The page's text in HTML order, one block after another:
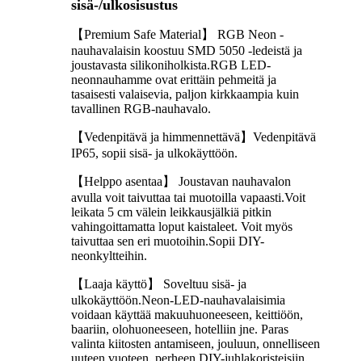
sisä-/ulkosisustus
【Premium Safe Material】 RGB Neon -
nauhavalaisin koostuu SMD 5050 -ledeistä ja
joustavasta silikoniholkista.RGB LED-
neonnauhamme ovat erittäin pehmeitä ja
tasaisesti valaisevia, paljon kirkkaampia kuin
tavallinen RGB-nauhavalo.
【Vedenpitävä ja himmennettävä】Vedenpitävä
IP65, sopii sisä- ja ulkokäyttöön.
【Helppo asentaa】 Joustavan nauhavalon
avulla voit taivuttaa tai muotoilla vapaasti.Voit
leikata 5 cm välein leikkausjälkiä pitkin
vahingoittamatta loput kaistaleet. Voit myös
taivuttaa sen eri muotoihin.Sopii DIY-
neonkyltteihin.
【Laaja käyttö】 Soveltuu sisä- ja
ulkokäyttöön.Neon-LED-nauhavalaisimia
voidaan käyttää makuuhuoneeseen, keittiöön,
baariin, olohuoneeseen, hotelliin jne. Paras
valinta kiitosten antamiseen, jouluun, onnelliseen
uuteen vuoteen, perheen DIY-juhlakoristeisiin.